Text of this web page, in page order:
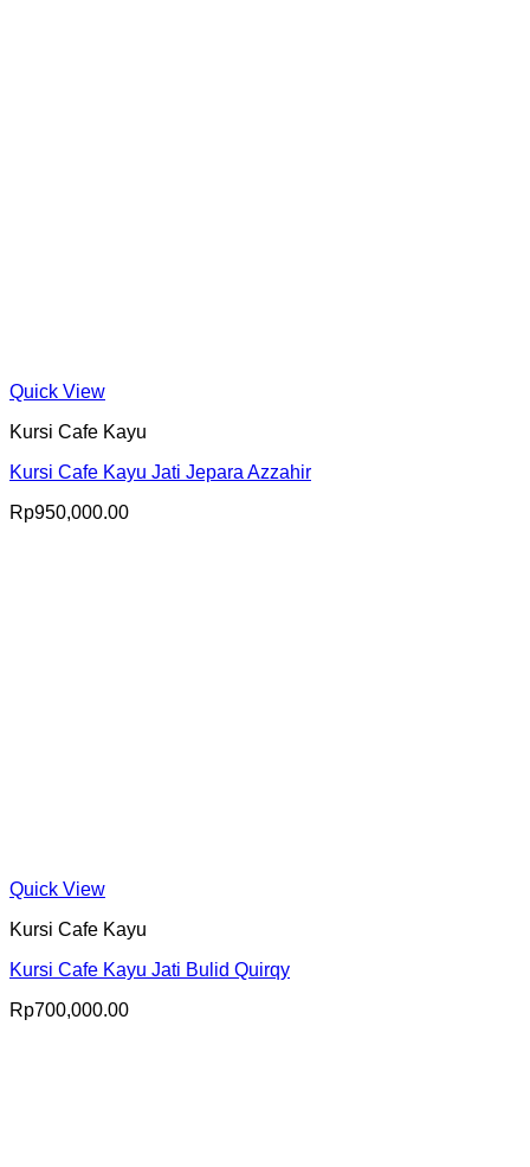
Quick View
Kursi Cafe Kayu
Kursi Cafe Kayu Jati Jepara Azzahir
Rp950,000.00
Quick View
Kursi Cafe Kayu
Kursi Cafe Kayu Jati Bulid Quirqy
Rp700,000.00